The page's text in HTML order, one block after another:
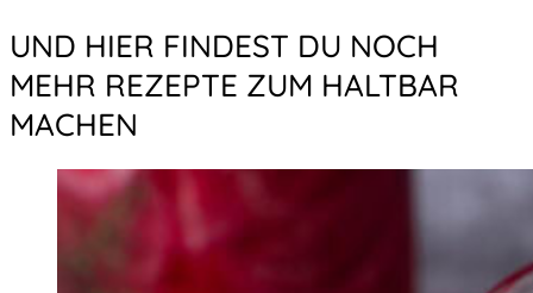
UND HIER FINDEST DU NOCH
MEHR REZEPTE ZUM HALTBAR
MACHEN